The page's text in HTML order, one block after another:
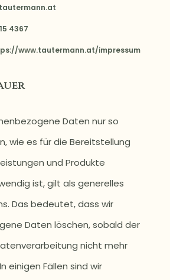
4367‬
www.tautermann.at/impressum
Daten nur so
wie es für die Bereitstellung
und Produkte
ist, gilt als generelles
Das bedeutet, dass wir
Daten löschen, sobald der
nicht mehr
einigen Fällen sind wir